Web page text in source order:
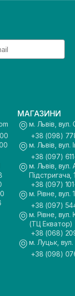
МАГАЗИНИ
м. Львів,
+38 (098)
м. Львів, вул.
+38 (097)
м. Львів, вул.
Підстригача,
+38 (097)
м. Рівне, вул.
+38 (097)
м. Рівне, вул.
(ТЦ Екватор)
+38 (068)
м. Луцьк,
+38 (098)